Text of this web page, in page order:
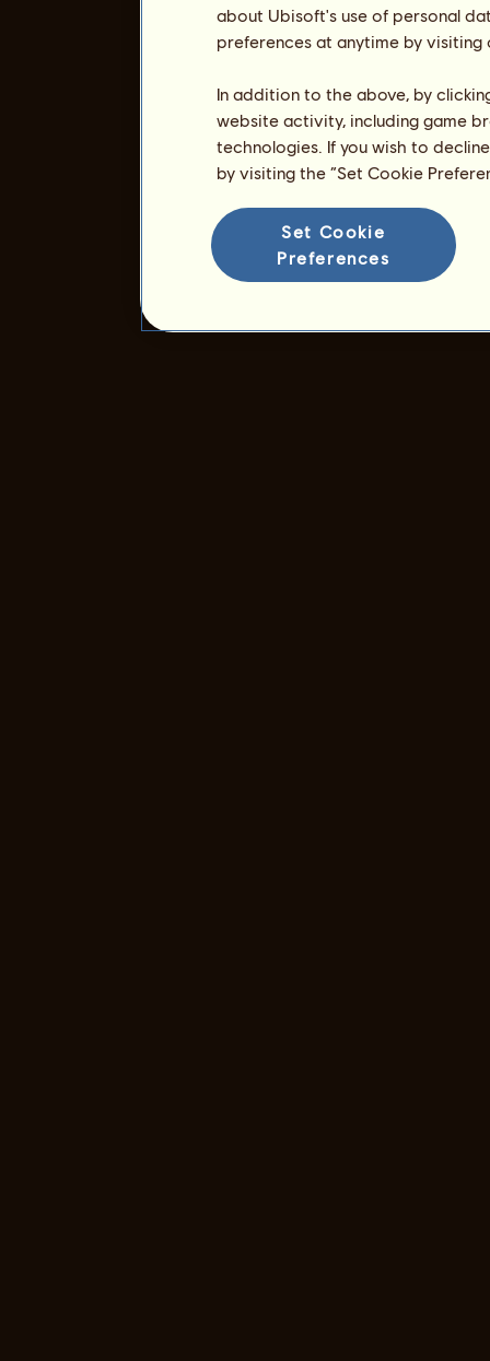
about Ubisoft's use of personal
preferences at anytime by
In addition to the above, by
website activity, including game
technologies. If you wish to
by visiting the “Set Cookie
Set Cookie
Preferences